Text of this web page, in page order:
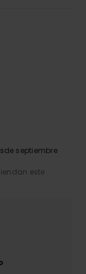
septiembre
este